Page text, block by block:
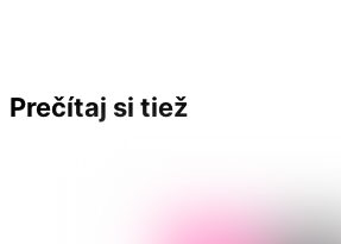
Prečítaj si tiež